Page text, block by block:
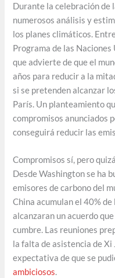
Durante la celebración de
numerosos análisis y
los planes climáticos.
Programa de las
que advierte de que el
años para reducir a la
si se pretenden alcanzar
París. Un planteamiento
compromisos anunciados
conseguirá reducir las
Compromisos sí, pero
Desde Washington se ha
emisores de carbono del
China acumulan el 40%
alcanzaran un acuerdo
cumbre. Las reuniones
la falta de asistencia de Xi
expectativa de que se
ambiciosos.